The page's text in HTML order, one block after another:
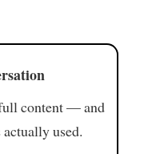
content — and
used.